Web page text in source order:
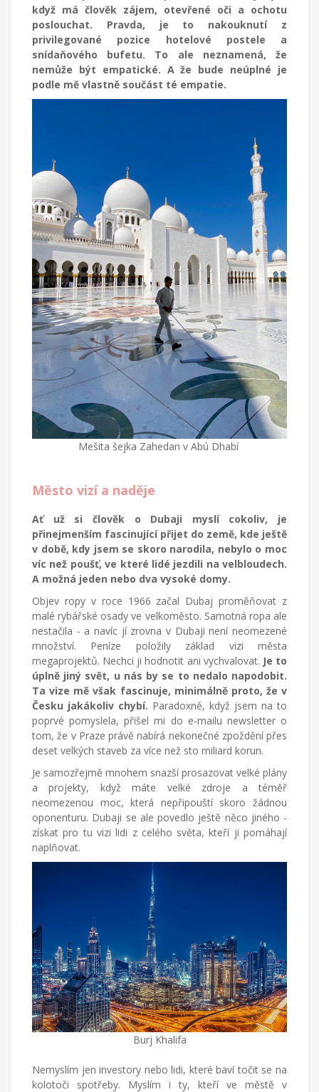
když má člověk zájem, otevřené oči a ochotu
poslouchat. Pravda, je to nakouknutí z
privilegované pozice hotelové postele a
snídaňového bufetu. To ale neznamená, že
nemůže být empatické. A že bude neúplné je
podle mě vlastně součást té empatie.
Mešita šejka Zahedan v Abú Dhabí
Město vizí a naděje
Ať už si člověk o Dubaji myslí cokoliv, je
přinejmenším fascinující přijet do země, kde ještě
v době, kdy jsem se skoro narodila, nebylo o moc
víc než poušť, ve které lidé jezdili na velbloudech.
A možná jeden nebo dva vysoké domy.
Objev ropy v roce 1966 začal Dubaj proměňovat z
malé rybářské osady ve velkoměsto. Samotná ropa ale
nestačila - a navíc jí zrovna v Dubaji není neomezené
množství. Peníze položily základ vizi města
megaprojektů. Nechci ji hodnotit ani vychvalovat. Je to
úplně jiný svět, u nás by se to nedalo napodobit.
Ta vize mě však fascinuje, minimálně proto, že v
Česku jakákoliv chybí. Paradoxně, když jsem na to
poprvé pomyslela, přišel mi do e-mailu newsletter o
tom, že v Praze právě nabírá nekonečné zpoždění přes
deset velkých staveb za více než sto miliard korun.
Je samozřejmě mnohem snazší prosazovat velké plány
a projekty, když máte velké zdroje a téměř
neomezenou moc, která nepřipouští skoro žádnou
oponenturu. Dubaji se ale povedlo ještě něco jiného -
získat pro tu vizi lidi z celého světa, kteří ji pomáhají
naplňovat.
Burj Khalifa
Nemyslím jen investory nebo lidi, které baví točit se na
kolotoči spotřeby. Myslím i ty, kteří ve městě v